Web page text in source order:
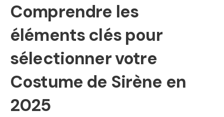
Comprendre les
éléments clés pour
sélectionner votre
Costume de Sirène en
2025